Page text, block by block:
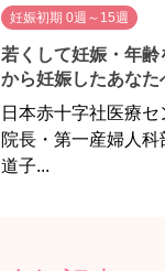
妊娠初期 0週～15週
若くして妊娠・年齢
から妊娠したあなた
日本赤十字社医療セ
院長・第一産婦人科
道子...